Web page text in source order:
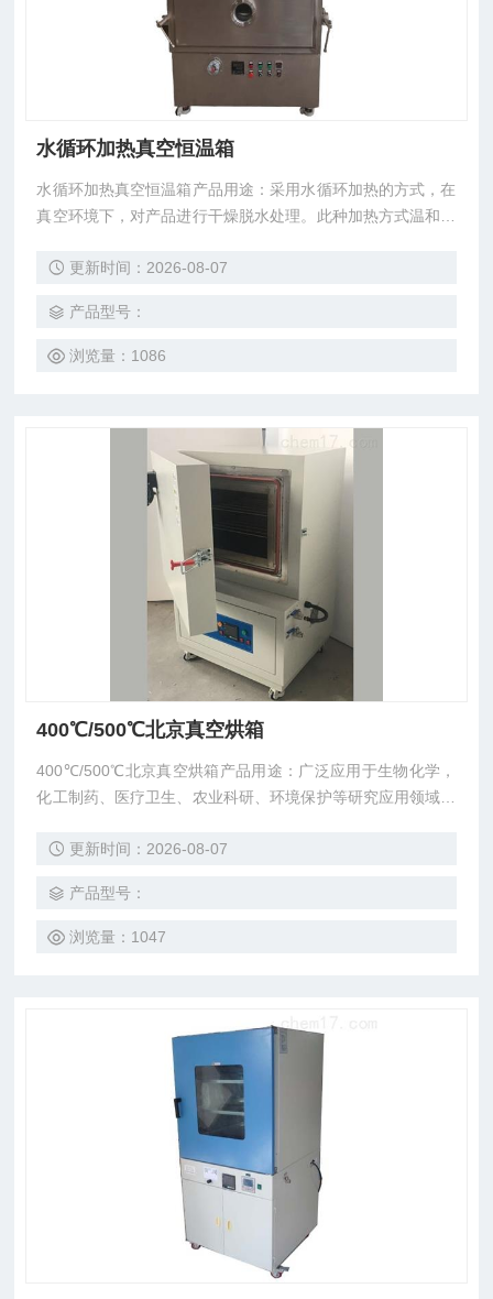
水循环加热真空恒温箱
水循环加热真空恒温箱产品用途：采用水循环加热的方式，在
真空环境下，对产品进行干燥脱水处理。此种加热方式温和而
燥某活体药用动物、新鲜牛肉等产品发挥中重要作用，即保证
的目的。
更新时间：2026-08-07
产品型号：
浏览量：1086
400℃/500℃北京真空烘箱
400℃/500℃北京真空烘箱产品用途：广泛应用于生物化学，
化工制药、医疗卫生、农业科研、环境保护等研究应用领域，
合于对干燥热敏性、易分解、易氧化物质和复杂成分物品进行
更新时间：2026-08-07
产品型号：
浏览量：1047